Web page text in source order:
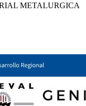
METALURGICA